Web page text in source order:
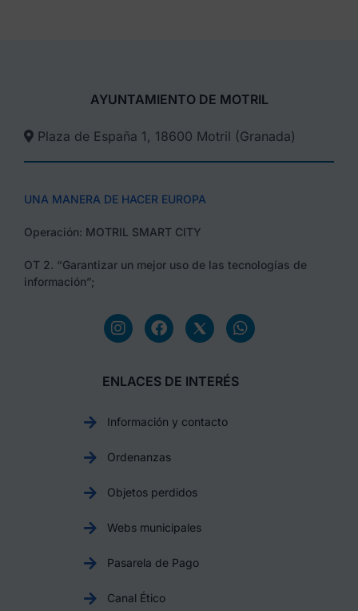
AYUNTAMIENTO DE MOTRIL
Plaza de España 1, 18600 Motril (Granada)​
UNA MANERA DE HACER EUROPA
Operación: MOTRIL SMART CITY
OT 2. “Garantizar un mejor uso de las tecnologías de
información”;
ENLACES DE INTERÉS
Información y contacto
Ordenanzas
Objetos perdidos
Webs municipales
Pasarela de Pago
Canal Ético